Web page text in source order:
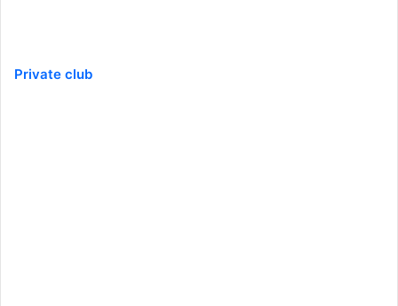
Private club